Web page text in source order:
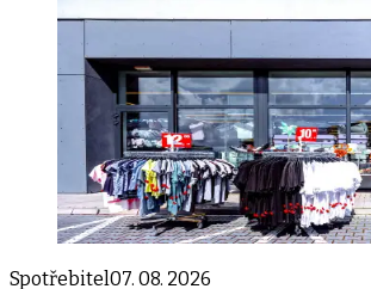
Spotřebitel07. 08. 2026